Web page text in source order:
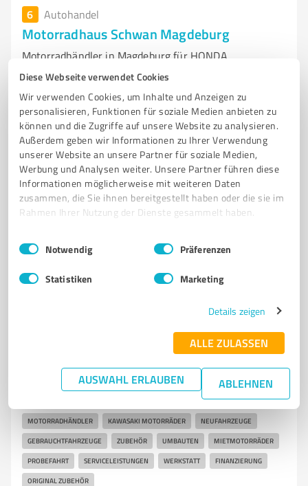
Diese Webseite verwendet Cookies
Wir verwenden Cookies, um Inhalte und Anzeigen zu
personalisieren, Funktionen für soziale Medien anbieten zu
können und die Zugriffe auf unsere Website zu analysieren.
Außerdem geben wir Informationen zu Ihrer Verwendung
unserer Website an unsere Partner für soziale Medien,
Werbung und Analysen weiter. Unsere Partner führen diese
Informationen möglicherweise mit weiteren Daten
zusammen, die Sie ihnen bereitgestellt haben oder die sie im
Rahmen Ihrer Nutzung der Dienste gesammelt haben.
Impressum Datenschutzbestimmungen
Einwilligungsauswahl
Notwendig Präferenzen
Statistiken Marketing
Details zeigen
ALLE ZULASSEN
AUSWAHL ERLAUBEN ABLEHNEN
6 Autohandel
Motorradhaus Schwan Magdeburg
Motorradhändler in Magdeburg für HONDA
Neufahrzeuge und exzellenten Service
MOTORRADHÄNDLER HONDA MOTORRÄDER NEUFAHRZEUGE
GEBRAUCHTFAHRZEUGE MOTORRADSERVICE WERKSTATT
MOTORRADVERMIETUNG PROBEFAHRT HONDA KONFIGURATOR
EXZELLENTER SERVICE TRANSPARENTE BERATUNG MAGDEBURG
Am Fuchsberg 4, 39112 Magdeburg
kontakt@motorradhaus-schwan.de
4,50 / 5,00
162 Bewertungen (1 Quelle)
Motorradsport Schadenberg Magdeburg
Motorradsport Schadenberg - Ihr Kawasaki
MOTORRADHÄNDLER KAWASAKI MOTORRÄDER NEUFAHRZEUGE
GEBRAUCHTFAHRZEUGE ZUBEHÖR UMBAUTEN MIETMOTORRÄDER
PROBEFAHRT SERVICELEISTUNGEN WERKSTATT FINANZIERUNG
ORIGINAL ZUBEHÖR